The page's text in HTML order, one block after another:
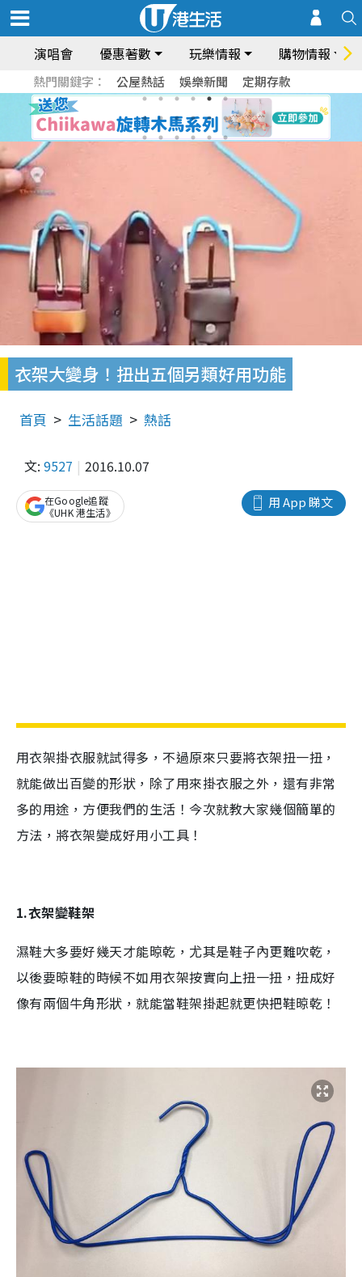
演唱會 優惠著數 玩樂情報 購物情報
熱門關鍵字： 公屋熱話 娛樂新聞 定期存款
衣架大變身！扭出五個另類好用功能
首頁 生活話題 熱話
文: 9527 2016.10.07
用 App 睇文
在Google追蹤
《UHK 港生活》
用衣架掛衣服就試得多，不過原來只要將衣架扭一扭，
就能做出百變的形狀，除了用來掛衣服之外，還有非常
多的用途，方便我們的生活！今次就教大家幾個簡單的
方法，將衣架變成好用小工具！
1.衣架變鞋架
濕鞋大多要好幾天才能晾乾，尤其是鞋子內更難吹乾，
以後要晾鞋的時候不如用衣架按實向上扭一扭，扭成好
像有兩個牛角形狀，就能當鞋架掛起就更快把鞋晾乾！